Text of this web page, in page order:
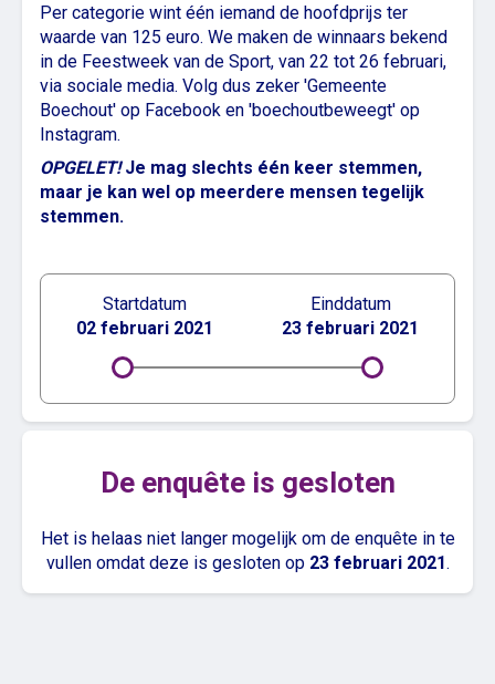
Per categorie wint één iemand de hoofdprijs ter
waarde van 125 euro. We maken de winnaars bekend
in de Feestweek van de Sport, van 22 tot 26 februari,
via sociale media. Volg dus zeker 'Gemeente
Boechout' op Facebook en 'boechoutbeweegt' op
Instagram.
OPGELET!Je mag slechts één keer stemmen,
maar je kan wel op meerdere mensen tegelijk
stemmen.
Startdatum
02 februari 2021
Einddatum
23 februari 2021
De enquête is gesloten
Het is helaas niet langer mogelijk om de enquête in te
vullen omdat deze is gesloten op 23 februari 2021.